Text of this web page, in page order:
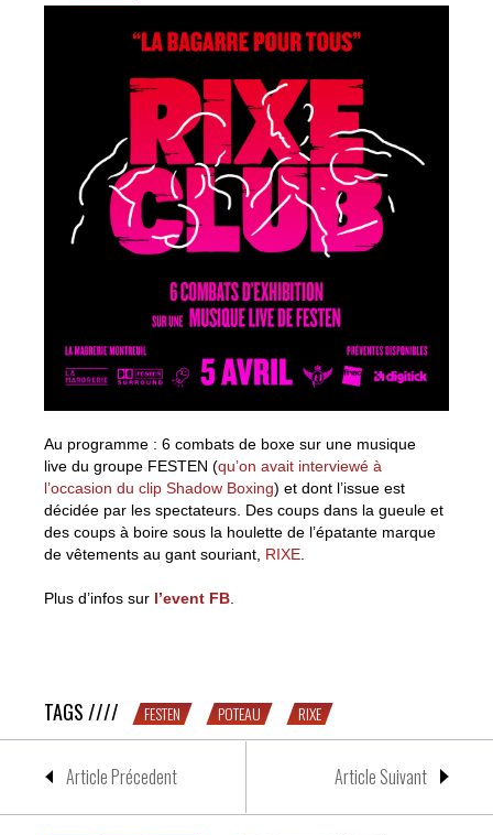
Au programme : 6 combats de boxe sur une musique
live du groupe FESTEN (qu’on avait interviewé à
l’occasion du clip Shadow Boxing) et dont l’issue est
décidée par les spectateurs. Des coups dans la gueule et
des coups à boire sous la houlette de l’épatante marque
de vêtements au gant souriant, RIXE
Plus d’infos sur l’event FB
TAGS //// FESTEN POTEAU RIXE
Article Précedent Article Suivant